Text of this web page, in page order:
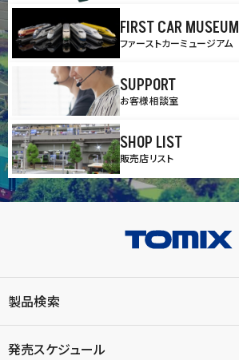
FIRST CAR MUSEUM
ファーストカーミュージアム
SUPPORT
お客様相談室
SHOP LIST
販売店リスト
製品検索
発売スケジュール